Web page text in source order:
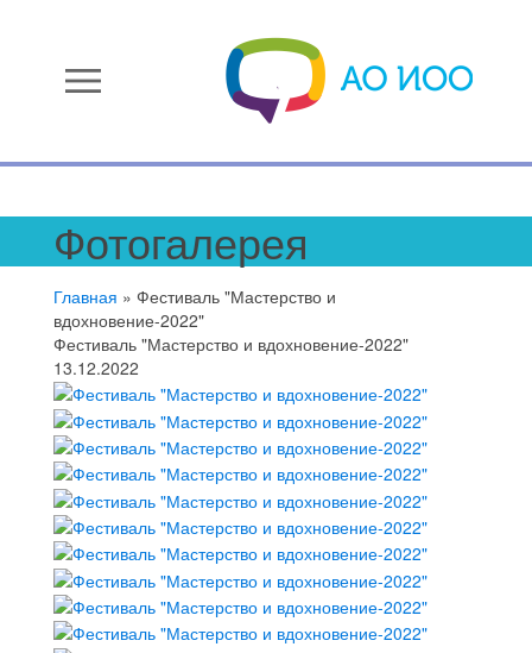
menu
Фотогалерея
Главная » Фестиваль "Мастерство и
вдохновение-2022"
Фестиваль "Мастерство и вдохновение-2022"
13.12.2022